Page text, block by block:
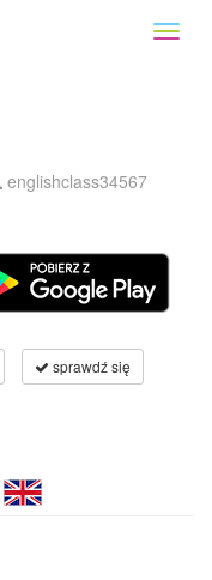
englishclass34567
sprawdź się